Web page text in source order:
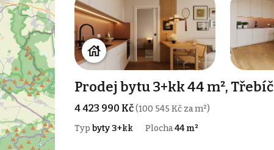
Prodej bytu 3+kk 44 m², Třebíč
4 423 990 Kč(100 545 Kč za m²)
Typ byty 3+kk Plocha44 m²